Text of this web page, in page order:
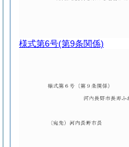
様式第6号(第9条関係)